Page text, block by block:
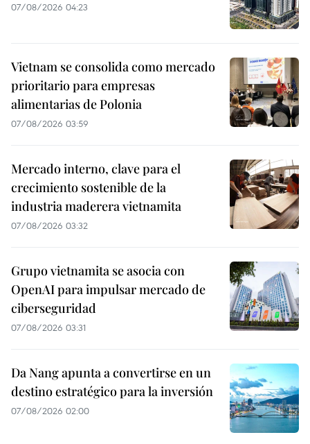
07/08/2026 04:23
Vietnam se consolida como mercado
prioritario para empresas
alimentarias de Polonia
07/08/2026 03:59
Mercado interno, clave para el
crecimiento sostenible de la
industria maderera vietnamita
07/08/2026 03:32
Grupo vietnamita se asocia con
OpenAI para impulsar mercado de
ciberseguridad
07/08/2026 03:31
Da Nang apunta a convertirse en un
destino estratégico para la inversión
07/08/2026 02:00